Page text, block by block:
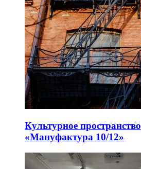
Культурное пространство
«Мануфактура 10/12»